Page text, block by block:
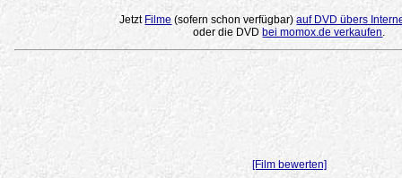
Jetzt Filme (sofern schon verfügbar)auf DVD übers
oder die DVD bei momox.de verkaufen.
[Film bewerten]